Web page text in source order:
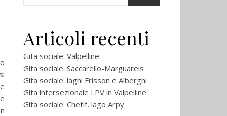
Articoli recenti
Gita sociale: Valpelline
Gita sociale: Saccarello-Marguareis
Gita sociale: laghi Frisson e Alberghi
Gita intersezionale LPV in Valpelline
Gita sociale: Chetif, lago Arpy